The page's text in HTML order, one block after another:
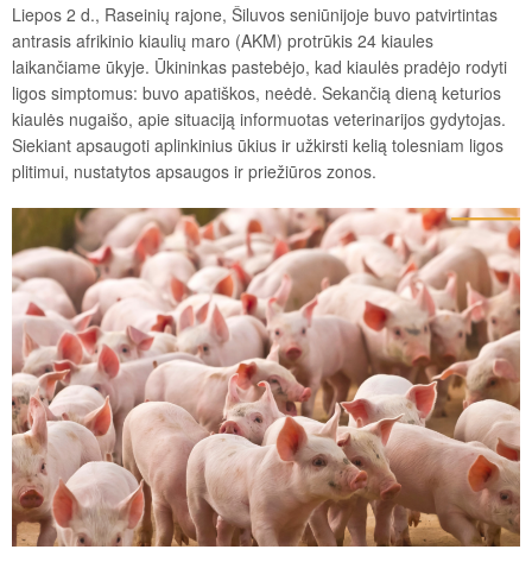
Liepos 2 d., Raseinių rajone, Šiluvos seniūnijoje buvo patvirtintas
antrasis afrikinio kiaulių maro (AKM) protrūkis 24 kiaules
laikančiame ūkyje. Ūkininkas pastebėjo, kad kiaulės pradėjo rodyti
ligos simptomus: buvo apatiškos, neėdė. Sekančią dieną keturios
kiaulės nugaišo, apie situaciją informuotas veterinarijos gydytojas.
Siekiant apsaugoti aplinkinius ūkius ir užkirsti kelią tolesniam ligos
plitimui, nustatytos apsaugos ir priežiūros zonos.